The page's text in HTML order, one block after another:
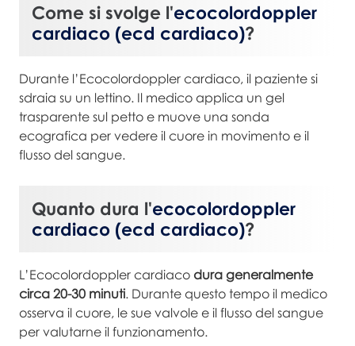
Come si svolge l'ecocolordoppler
cardiaco (ecd cardiaco)?
Durante l’Ecocolordoppler cardiaco, il paziente si
sdraia su un lettino. Il medico applica un gel
trasparente sul petto e muove una sonda
ecografica per vedere il cuore in movimento e il
flusso del sangue.
Quanto dura l'ecocolordoppler
cardiaco (ecd cardiaco)?
L’Ecocolordoppler cardiaco dura generalmente
circa 20-30 minuti. Durante questo tempo il medico
osserva il cuore, le sue valvole e il flusso del sangue
per valutarne il funzionamento.